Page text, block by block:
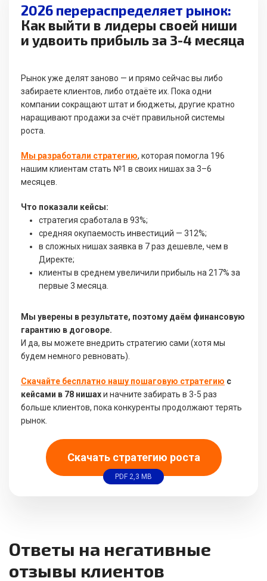
2026 перераспределяет рынок:
Как выйти в лидеры своей ниши
и удвоить прибыль за 3-4 месяца
Рынок уже делят заново — и прямо сейчас вы либо
забираете клиентов, либо отдаёте их. Пока одни
компании сокращают штат и бюджеты, другие кратно
наращивают продажи за счёт правильной системы
роста.
Мы разработали стратегию, которая помогла 196
нашим клиентам стать №1 в своих нишах за 3–6
месяцев.
Что показали кейсы:
стратегия сработала в 93%;
средняя окупаемость инвестиций — 312%;
в сложных нишах заявка в 7 раз дешевле, чем в
Директе;
клиенты в среднем увеличили прибыль на 217% за
первые 3 месяца.
Мы уверены в результате, поэтому даём финансовую
гарантию в договоре.
И да, вы можете внедрить стратегию сами (хотя мы
будем немного ревновать).
Скачайте бесплатно нашу пошаговую стратегию с
кейсами в 78 нишахи начните забирать в 3-5 раз
больше клиентов, пока конкуренты продолжают терять
рынок.
Скачать стратегию роста
PDF 2,3 MB
Ответы на негативные
отзывы клиентов